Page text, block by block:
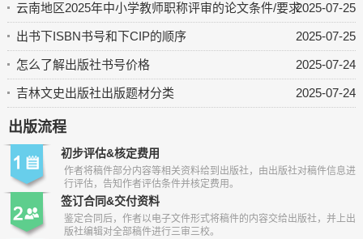
2025-07-25
云南地区2025年中小学教师职称评审的论文条件/要求
2025-07-25
出书下ISBN书号和下CIP的顺序
2025-07-24
怎么了解出版社书号价格
2025-07-24
吉林文史出版社出版题材分类
出版流程
初步评估&核定费用
作者将稿件部分内容等相关资料给到出版社，由出版社对稿件信息进
行评估，告知作者评估条件并核定费用。
签订合同&交付资料
鉴定合同后，作者以电子文件形式将稿件的内容交给出版社，并上出
版社编辑对全部稿件进行三审三校。